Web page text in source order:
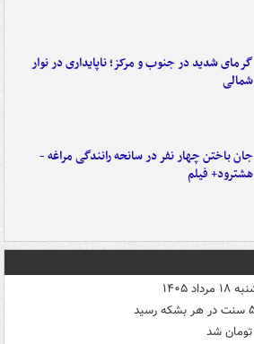
گرمای شدید در جنوب و مرکز؛ ناپایداری در نوار
شمالی
جان باختن چهار نفر در سانحه رانندگی مراغه -
هشترود+ فیلم
۱۴۰۵